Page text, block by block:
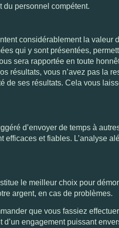
du personnel compétent.
considérablement la valeur
qui y sont présentées,
sera rapportée en toute
résultats, vous n’avez pas la
ses résultats. Cela vous
d’envoyer de temps à
et fiables. L’analyse
le meilleur choix pour
argent, en cas de problèmes.
que vous fassiez
d’un engagement puissant